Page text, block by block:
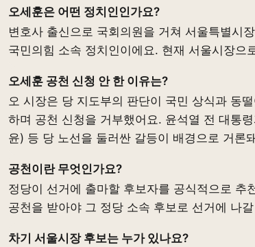
오세훈은 어떤 정치인인가요?
변호사 출신으로 국회의원을 거쳐 서울특별시
국민의힘 소속 정치인이에요. 현재 서울시장으
오세훈 공천 신청 안 한 이유는?
오 시장은 당 지도부의 판단이 국민 상식과 동
하며 공천 신청을 거부했어요. 윤석열 전 대통
윤) 등 당 노선을 둘러싼 갈등이 배경으로 거론
공천이란 무엇인가요?
정당이 선거에 출마할 후보자를 공식적으로 추
공천을 받아야 그 정당 소속 후보로 선거에 나
차기 서울시장 후보는 누가 있나요?